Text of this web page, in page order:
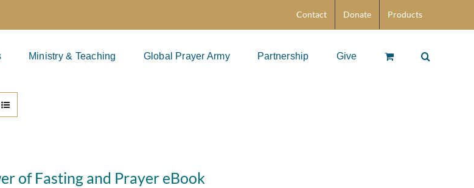
Contact Donate Products
Ministry & Teaching Global Prayer Army Partnership Give
of Fasting and Prayer eBook